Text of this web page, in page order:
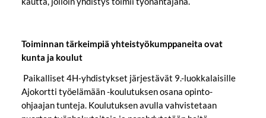
Toiminnan tärkeimpiä yhteistyökumppaneita ovat
kunta ja koulut
Paikalliset 4H-yhdistykset järjestävät 9.-luokkalaisille
Ajokortti työelämään -koulutuksen osana opinto-
ohjaajan tunteja. Koulutuksen avulla vahvistetaan